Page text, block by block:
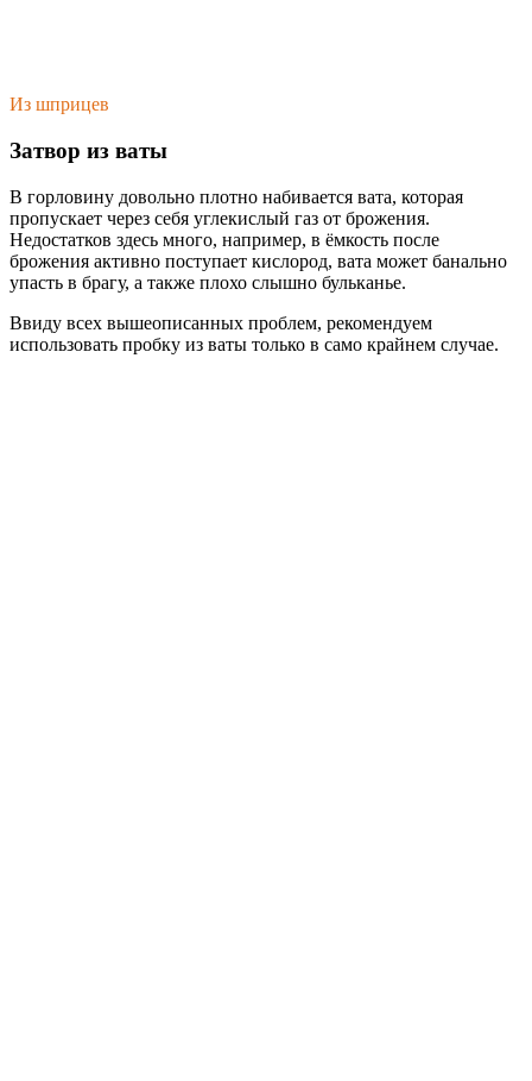
Из шприцев
Затвор из ваты
В горловину довольно плотно набивается вата, которая
пропускает через себя углекислый газ от брожения.
Недостатков здесь много, например, в ёмкость после
брожения активно поступает кислород, вата может банально
упасть в брагу, а также плохо слышно бульканье.
Ввиду всех вышеописанных проблем, рекомендуем
использовать пробку из ваты только в само крайнем случае.